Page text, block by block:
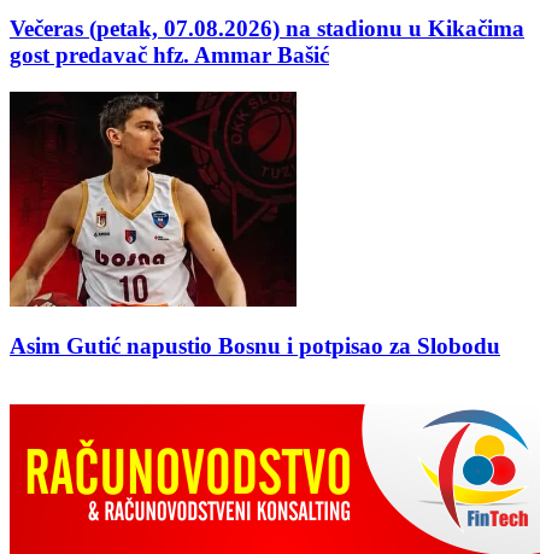
Večeras (petak, 07.08.2026) na stadionu u Kikačima
gost predavač hfz. Ammar Bašić
Asim Gutić napustio Bosnu i potpisao za Slobodu